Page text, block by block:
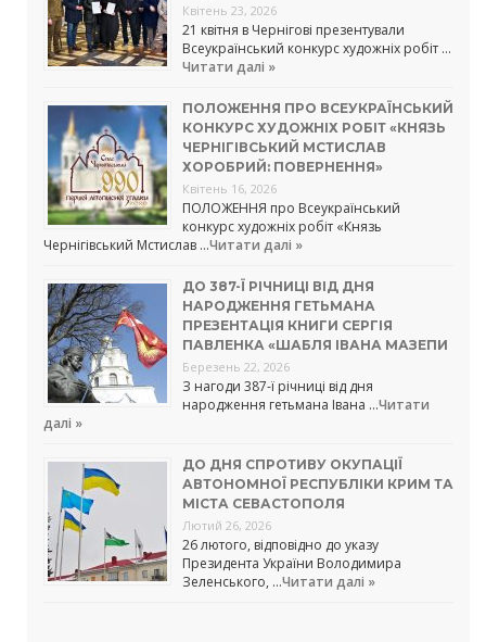
Квітень 23, 2026
21 квітня в Чернігові презентували
Всеукраїнський конкурс художніх робіт …
Читати далі »
ПОЛОЖЕННЯ ПРО ВСЕУКРАЇНСЬКИЙ
КОНКУРС ХУДОЖНІХ РОБІТ «КНЯЗЬ
ЧЕРНІГІВСЬКИЙ МСТИСЛАВ
ХОРОБРИЙ: ПОВЕРНЕННЯ»
Квітень 16, 2026
ПОЛОЖЕННЯ про Всеукраїнський
конкурс художніх робіт «Князь
Чернігівський Мстислав …Читати далі »
ДО 387-Ї РІЧНИЦІ ВІД ДНЯ
НАРОДЖЕННЯ ГЕТЬМАНА
ПРЕЗЕНТАЦІЯ КНИГИ СЕРГІЯ
ПАВЛЕНКА «ШАБЛЯ ІВАНА МАЗЕПИ
Березень 22, 2026
З нагоди 387-ї річниці від дня
народження гетьмана Івана …Читати
далі »
ДО ДНЯ СПРОТИВУ ОКУПАЦІЇ
АВТОНОМНОЇ РЕСПУБЛІКИ КРИМ ТА
МІСТА СЕВАСТОПОЛЯ
Лютий 26, 2026
26 лютого, відповідно до указу
Президента України Володимира
Зеленського, …Читати далі »